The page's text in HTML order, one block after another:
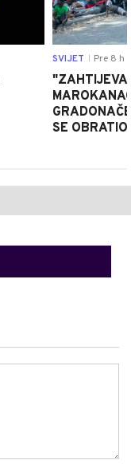
SVIJET Pre 8 h
SE